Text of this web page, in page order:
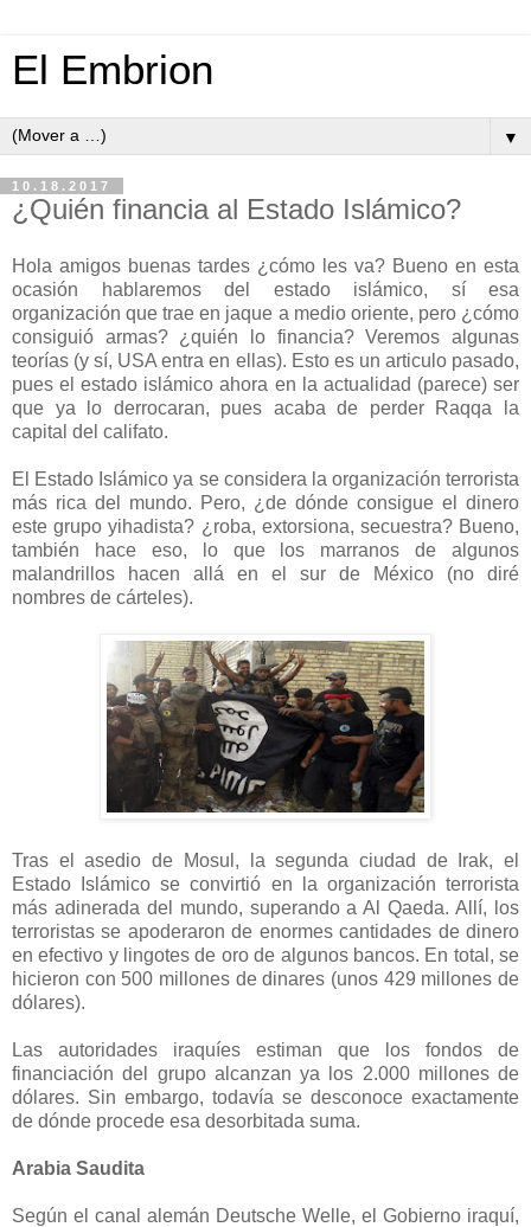
El Embrion
▼
10.18.2017
¿Quién financia al Estado Islámico?
Hola amigos buenas tardes ¿cómo les va? Bueno en esta
ocasión hablaremos del estado islámico, sí esa
organización que trae en jaque a medio oriente, pero ¿cómo
consiguió armas? ¿quién lo financia? Veremos algunas
teorías (y sí, USA entra en ellas). Esto es un articulo pasado,
pues el estado islámico ahora en la actualidad (parece) ser
que ya lo derrocaran, pues acaba de perder Raqqa la
capital del califato.
El Estado Islámico ya se considera la organización terrorista
más rica del mundo. Pero, ¿de dónde consigue el dinero
este grupo yihadista? ¿roba, extorsiona, secuestra? Bueno,
también hace eso, lo que los marranos de algunos
malandrillos hacen allá en el sur de México (no diré
nombres de cárteles).
Tras el asedio de Mosul, la segunda ciudad de Irak, el
Estado Islámico se convirtió en la organización terrorista
más adinerada del mundo, superando a Al Qaeda. Allí, los
terroristas se apoderaron de enormes cantidades de dinero
en efectivo y lingotes de oro de algunos bancos. En total, se
hicieron con 500 millones de dinares (unos 429 millones de
dólares).
Las autoridades iraquíes estiman que los fondos de
financiación del grupo alcanzan ya los 2.000 millones de
dólares. Sin embargo, todavía se desconoce exactamente
de dónde procede esa desorbitada suma.
Arabia Saudita
Según el canal alemán Deutsche Welle, el Gobierno iraquí,